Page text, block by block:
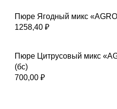
Пюре Ягодный микс
1258,40 ₽
Пюре Цитрусовый микс
(бс)
700,00 ₽